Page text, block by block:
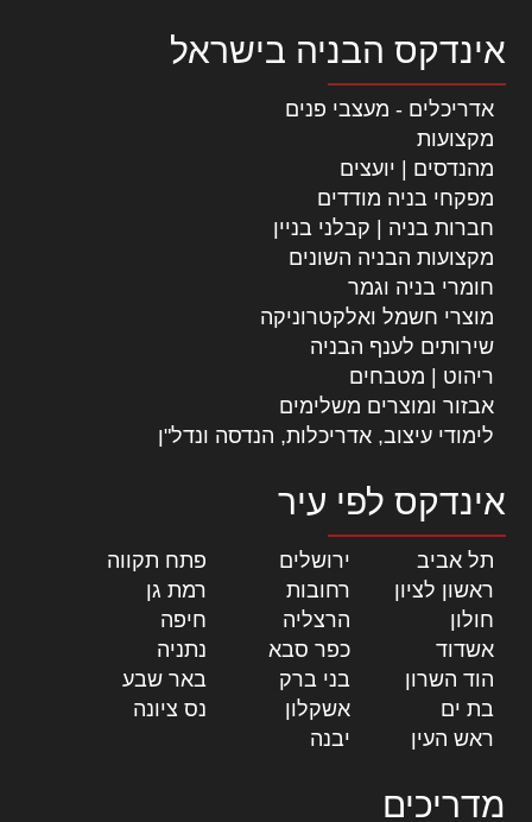
אינדקס הבניה בישראל
אדריכלים - מעצבי פנים
מקצועות
מהנדסים | יועצים
מפקחי בניה מודדים
חברות בניה | קבלני בניין
מקצועות הבניה השונים
חומרי בניה וגמר
מוצרי חשמל ואלקטרוניקה
שירותים לענף הבניה
ריהוט | מטבחים
אבזור ומוצרים משלימים
לימודי עיצוב, אדריכלות, הנדסה ונדל"ן
אינדקס לפי עיר
תל אביב ירושלים פתח תקווה
ראשון לציון
רחובות רמת גן
חולון
הרצליה חיפה
אשדוד
כפר סבא נתניה
הוד השרון
בני ברק באר שבע
בת ים
אשקלון נס ציונה
ראש העין
יבנה
מדריכים